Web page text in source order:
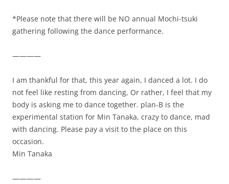
*Please note that there will be NO annual Mochi-tsuki
gathering following the dance performance.
————
I am thankful for that, this year again, I danced a lot. I do
not feel like resting from dancing, Or rather, I feel that my
body is asking me to dance together. plan-B is the
experimental station for Min Tanaka, crazy to dance, mad
with dancing. Please pay a visit to the place on this
occasion.
Min Tanaka
————